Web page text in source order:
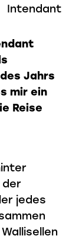
Intendant
Jahrs
mir ein
Reise
der
jedes